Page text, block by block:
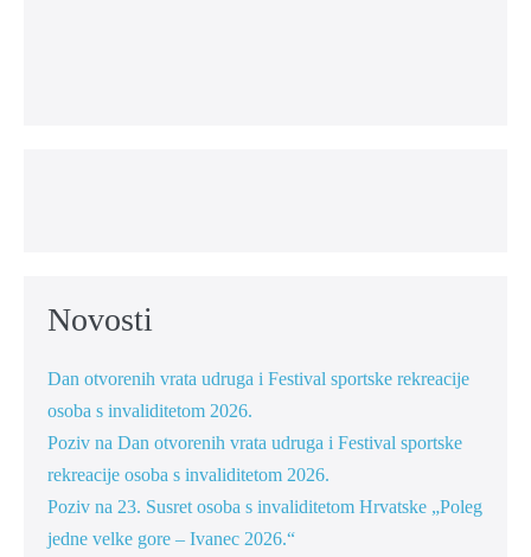
Novosti
Dan otvorenih vrata udruga i Festival sportske rekreacije
osoba s invaliditetom 2026.
Poziv na Dan otvorenih vrata udruga i Festival sportske
rekreacije osoba s invaliditetom 2026.
Poziv na 23. Susret osoba s invaliditetom Hrvatske „Poleg
jedne velke gore – Ivanec 2026.“